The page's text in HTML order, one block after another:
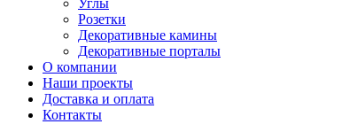
Углы
Розетки
Декоративные камины
Декоративные порталы
О компании
Наши проекты
Доставка и оплата
Контакты